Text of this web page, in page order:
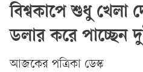
বিশ্বকাপে শুধু খেলা
ডলার করে পাচ্ছেন
আজকের পত্রিকা ডেস্ক­